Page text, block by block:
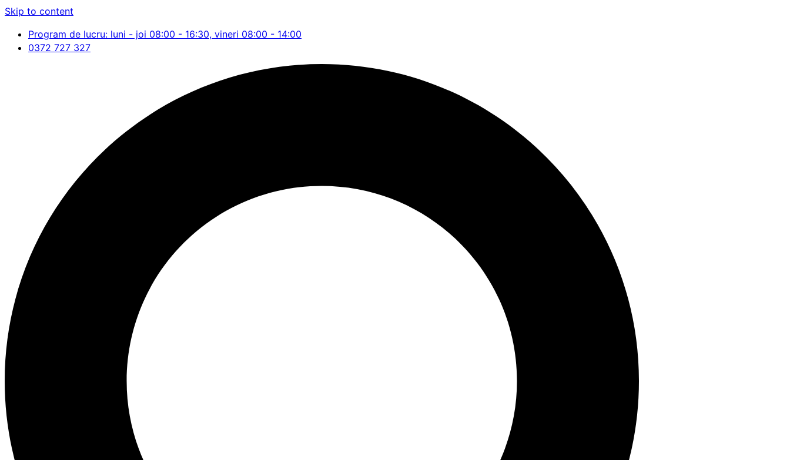
Skip to content
Program de lucru: luni - joi 08:00 - 16:30, vineri 08:00 - 14:00
0372 727 327